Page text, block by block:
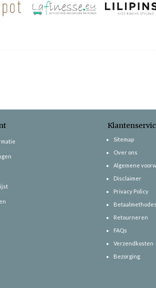
Sitemap
Over ons
Algemene
Disclaimer
Privacy Policy
Betaalmethodes
Retourneren
FAQs
Verzendkosten
Bezorging